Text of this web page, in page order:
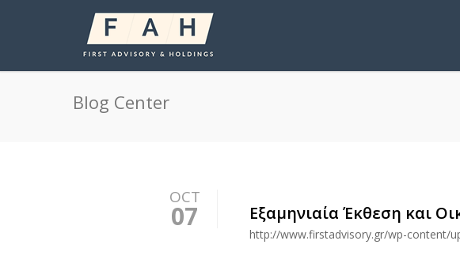
Blog Center
OCT
07 Εξαμηνιαία Έκθεση και
http://www.firstadvisory.gr/wp-content/